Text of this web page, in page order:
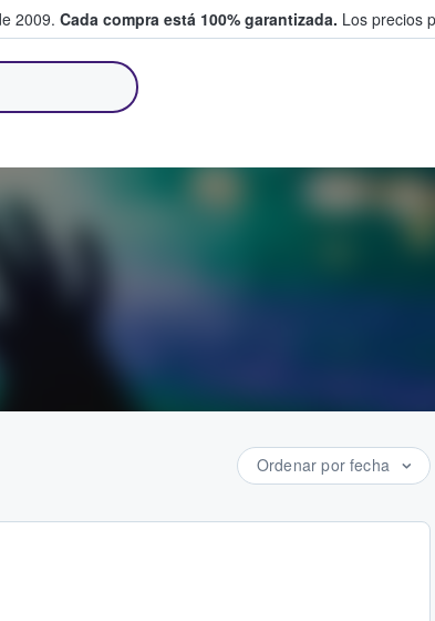
2009. Cada compra está 100% garantizada. Los precios
boletos
Ordenar por fecha